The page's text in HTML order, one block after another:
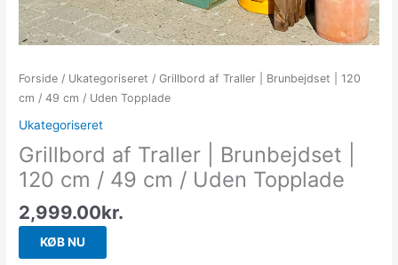
Forside / Ukategoriseret / Grillbord af Traller | Brunbejdset | 120
cm / 49 cm / Uden Topplade
Ukategoriseret
Grillbord af Traller | Brunbejdset |
120 cm / 49 cm / Uden Topplade
2,999.00kr.
KØB NU